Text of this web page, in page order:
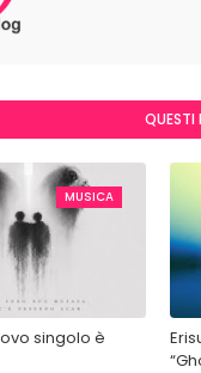
QUESTI
MUSICA
singolo è